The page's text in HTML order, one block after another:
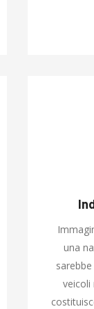
una
veicoli